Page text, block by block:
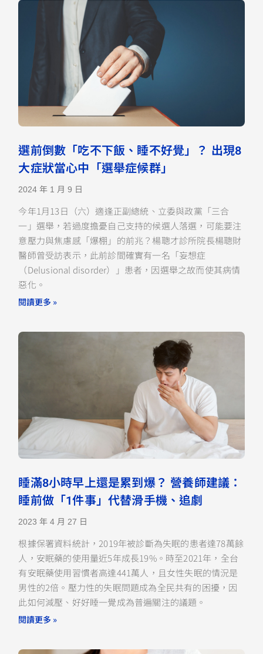
選前倒數「吃不下飯、睡不好覺」？ 出現8
大症狀當心中「選舉症候群」
2024 年 1 月 9 日
今年1月13日（六）適逢正副總統、立委與政黨「三合
一」選舉，若過度擔憂自己支持的候選人落選，可能要注
意壓力與焦慮感「爆棚」的前兆？楊聰才診所院長楊聰財
醫師曾受訪表示，此前診間確實有一名「妄想症
（Delusional disorder）」患者，因選舉之故而使其病情
惡化。
閱讀更多 »
睡滿8小時早上還是累到爆？ 營養師建議：
睡前做「1件事」代替滑手機、追劇
2023 年 4 月 27 日
根據保署資料統計，2019年被診斷為失眠的患者達78萬餘
人，安眠藥的使用量近5年成長19%。時至2021年，全台
有安眠藥使用習慣者高達441萬人，且女性失眠的情況是
男性的2倍。壓力性的失眠問題成為全民共有的困擾，因
此如何減壓、好好睡一覺成為普遍關注的議題。
閱讀更多 »